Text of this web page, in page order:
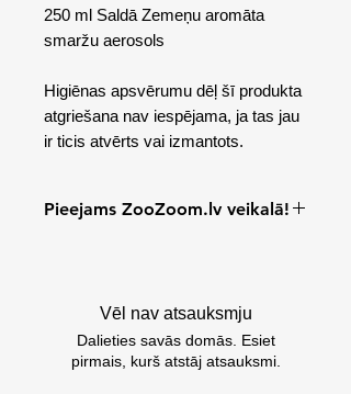
250 ml Saldā Zemeņu aromāta
smaržu aerosols
Higiēnas apsvērumu dēļ šī produkta
atgriešana nav iespējama, ja tas jau
ir ticis atvērts vai izmantots.
Pieejams ZooZoom.lv veikalā!
Vēl nav atsauksmju
Dalieties savās domās. Esiet
pirmais, kurš atstāj atsauksmi.